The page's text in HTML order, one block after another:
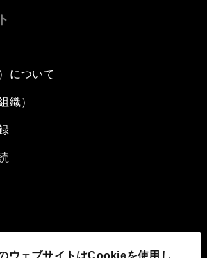
ウェブサイトはCookieを使用し
について
織）
の取り組み